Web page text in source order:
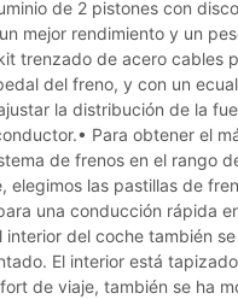
de 2 pistones con
mejor rendimiento y un
trenzado de acero cables
del freno, y con un
la distribución de la
Para obtener el
de frenos en el rango
elegimos las pastillas de
una conducción rápida
interior del coche también
El interior está
de viaje, también se ha